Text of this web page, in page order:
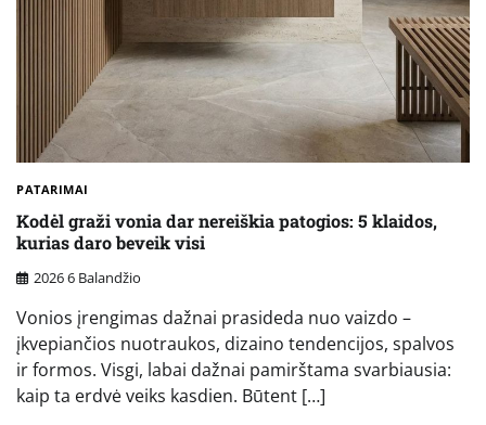
PATARIMAI
Kodėl graži vonia dar nereiškia patogios: 5 klaidos,
kurias daro beveik visi
2026 6 Balandžio
Vonios įrengimas dažnai prasideda nuo vaizdo –
įkvepiančios nuotraukos, dizaino tendencijos, spalvos
ir formos. Visgi, labai dažnai pamirštama svarbiausia:
kaip ta erdvė veiks kasdien. Būtent […]